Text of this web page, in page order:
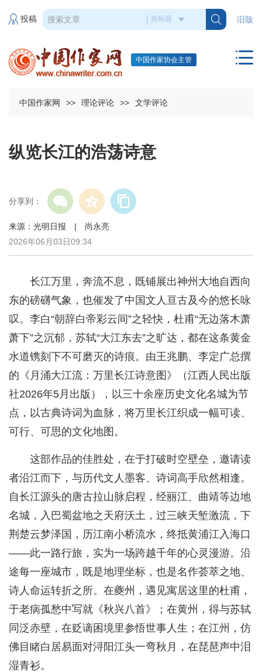
旧版
投稿
中国作家协会主管
中国作家网 >> 理论评论 >> 文学评论
纵览长江的浩荡诗意
分享到：
来源：光明日报 | 尚永亮
2026年06月03日09:34
长江万里，奔流不息，既铺展出神州大地自西向
东的磅礴气象，也催发了中国文人亘古及今的悠长咏
叹。李白“朝辞白帝彩云间”之轻快，杜甫“无边落木萧
萧下”之沉郁，苏轼“大江东去”之旷达，都在这条黄金
水道镌刻下不可磨灭的诗痕。由王兆鹏、李定广总撰
的《月涌大江流：万里长江诗意图》（江西人民出版
社2026年5月出版），以三十余座历史文化名城为节
点，以古典诗词为血脉，将万里长江织成一幅可读、
可行、可思的文化地图。
这部作品的佳胜处，在于打破时空壁垒，邀请读
者沿江而下，与历代文人墨客、诗词高手欣然相逢。
自长江源头的唐古拉山脉启程，经丽江、曲靖等边地
名城，入巴蜀盆地之天府沃土，过三峡天堑激流，下
荆楚云梦泽国，历江南小桥流水，终抵黄浦江入海口
——此一路行旅，实为一场跨越千年的心灵漫游。沿
途每一座城市，既是地理坐标，也是名作荟萃之地、
诗人命运转折之所。在夔州，遇见寓居这里的杜甫，
于老病孤愁中写就《秋兴八首》；在黄州，得与苏轼
同泛赤壁，在贬谪困境里参悟世事人生；在江州，仿
佛目睹白居易面对浔阳江头一弯秋月，在琵琶声中泪
湿青衫。